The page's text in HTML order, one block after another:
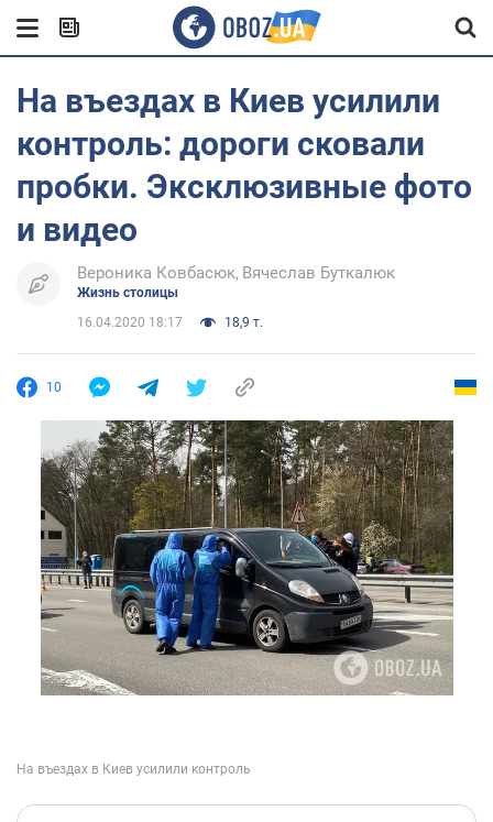
На въездах в Киев усилили
контроль: дороги сковали
пробки. Эксклюзивные фото
и видео
Вероника Ковбасюк Вячеслав Буткалюк
Жизнь столицы
16.04.2020 18:17
18,9 т.
10